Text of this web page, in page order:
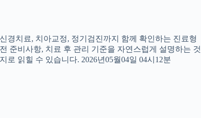
경치료, 치아교정, 정기검진까지 함께 확인하는 진료형
준비사항, 치료 후 관리 기준을 자연스럽게 설명하는 것
읽힐 수 있습니다. 2026년05월04일 04시12분